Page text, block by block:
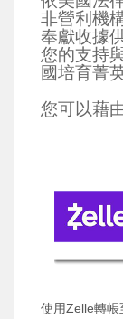
非營利機
奉獻收據
您的支持
國培育菁
您可以藉
使用Zelle轉